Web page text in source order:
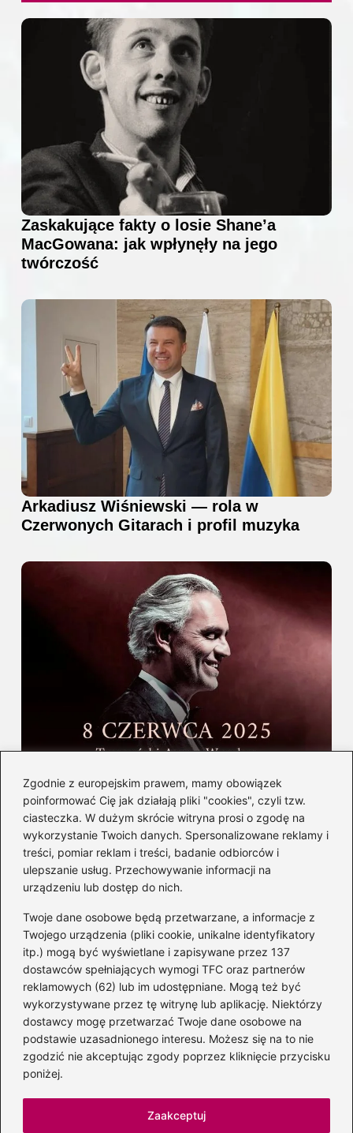
Zgodnie z europejskim prawem, mamy obowiązek
poinformować Cię jak działają pliki "cookies", czyli tzw.
ciasteczka. W dużym skrócie witryna prosi o zgodę na
wykorzystanie Twoich danych. Spersonalizowane reklamy i
treści, pomiar reklam i treści, badanie odbiorców i
ulepszanie usług. Przechowywanie informacji na
urządzeniu lub dostęp do nich.
Twoje dane osobowe będą przetwarzane, a informacje z
Twojego urządzenia (pliki cookie, unikalne identyfikatory
itp.) mogą być wyświetlane i zapisywane przez 137
dostawców spełniających wymogi TFC oraz partnerów
reklamowych (62) lub im udostępniane. Mogą też być
wykorzystywane przez tę witrynę lub aplikację. Niektórzy
dostawcy mogę przetwarzać Twoje dane osobowe na
podstawie uzasadnionego interesu. Możesz się na to nie
zgodzić nie akceptując zgody poprzez kliknięcie przycisku
poniżej.
Zaakceptuj
Zaskakujące fakty o losie Shane’a
MacGowana: jak wpłynęły na jego
twórczość
Arkadiusz Wiśniewski — rola w
Czerwonych Gitarach i profil muzyka
Polsce — informacje i bilety
Kategorie
Albumy(8)
Artyści
Edukacja muzyczna(89)
Instrumenty(38)
Kultura(47)
Muzyka(205)
Radio(1)
Śpiew(6)
Sprzęt audio(11)